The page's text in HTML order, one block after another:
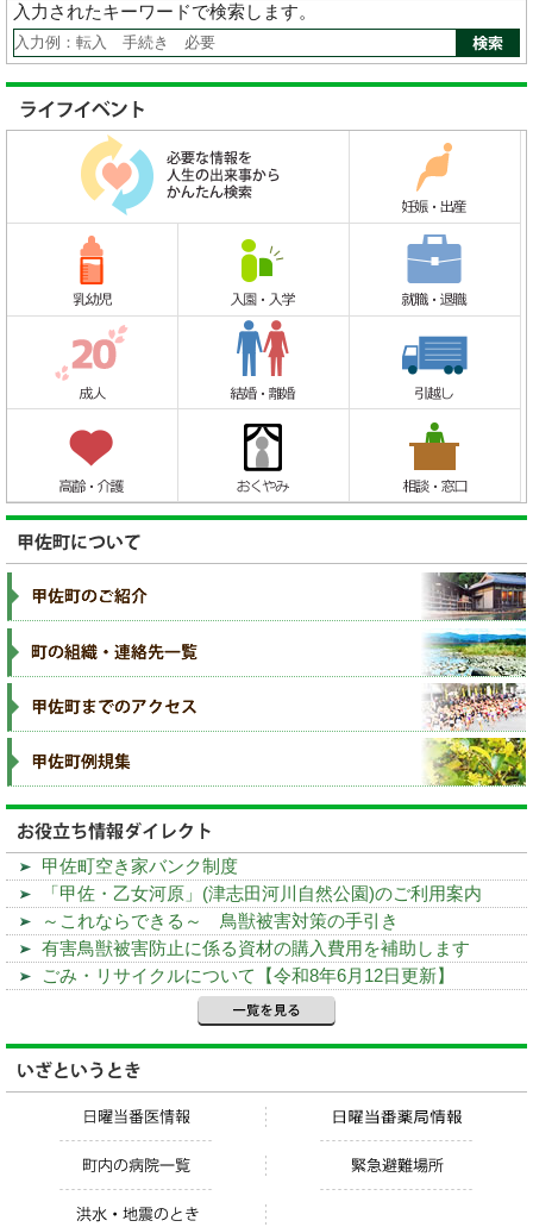
入力されたキーワードで検索します。
甲佐町空き家バンク制度
「甲佐・乙女河原」(津志田河川自然公園)のご利用案内
～これならできる～ 鳥獣被害対策の手引き
有害鳥獣被害防止に係る資材の購入費用を補助します
ごみ・リサイクルについて【令和8年6月12日更新】